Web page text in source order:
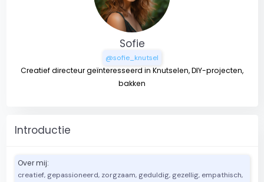
Sofie
@sofie_knutsel
Creatief directeur geïnteresseerd in Knutselen, DIY-projecten,
bakken
Introductie
Over mij:
creatief, gepassioneerd, zorgzaam, geduldig, gezellig, empathisch,